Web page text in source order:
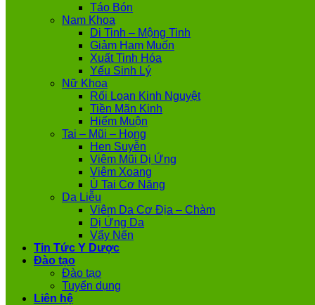
Táo Bón
Nam Khoa
Di Tinh – Mộng Tinh
Giảm Ham Muốn
Xuất Tinh Hóa
Yếu Sinh Lý
Nữ Khoa
Rối Loạn Kinh Nguyệt
Tiền Mãn Kinh
Hiếm Muộn
Tai – Mũi – Họng
Hen Suyễn
Viêm Mũi Dị Ứng
Viêm Xoang
Ù Tai Cơ Năng
Da Liễu
Viêm Da Cơ Địa – Chàm
Dị Ứng Da
Vẩy Nến
Tin Tức Y Dược
Đào tạo
Đào tạo
Tuyển dụng
Liên hệ